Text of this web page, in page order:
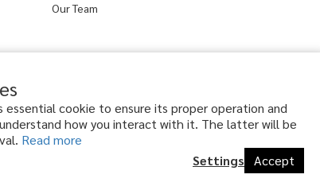
essential cookie to ensure its proper operation and
how you interact with it. The latter will be
Read more
Settings
Accept
Our Team